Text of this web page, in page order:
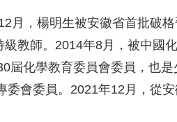
月，楊明生被安徽省首批破
教師。2014年8月，被中國
屆化學教育委員會委員，也
會委員。2021年12月，從